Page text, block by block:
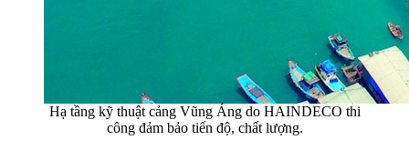
Hạ tầng kỹ thuật cảng Vũng Áng do HAINDECO thi
công đảm bảo tiến độ, chất lượng.